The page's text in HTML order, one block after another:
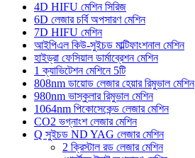
4D HIFU মেশিন সিরিজ
6D লেজার চর্বি অপসারণ মেশিন
7D HIFU মেশিন
আইপিএল কিউ-সুইচড মাল্টিফাংশনাল মেশিন
হাইড্রা ফেসিয়াল ডার্মাব্রেশন মেশিন
1 ক্যাভিটেশন মেশিনে 5টি
808nm ডায়োড লেজার হেয়ার রিমুভাল মেশিন
980nm ভাস্কুলার রিমুভাল মেশিন
1064nm পিকোসেকেন্ড লেজার মেশিন
CO2 ভগ্নাংশ লেজার মেশিন
Q সুইচড ND YAG লেজার মেশিন
2 ক্রিস্টাল রড লেজার মেশিন